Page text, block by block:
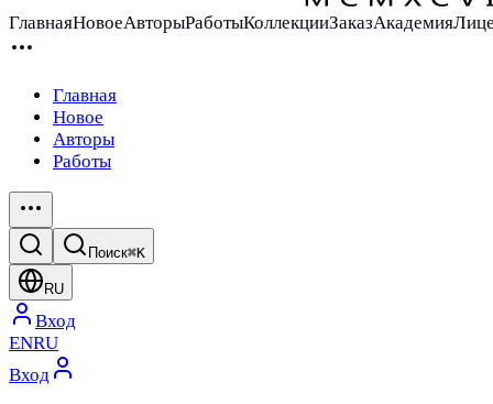
ГлавнаяНовоеАвторыРаботыКоллекцииЗаказАкадемия
Главная
Новое
Авторы
Работы
Поиск⌘K
RU
Вход
ENRU
Вход